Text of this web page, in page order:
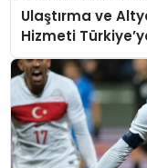
Ulaştırma ve
Hizmeti